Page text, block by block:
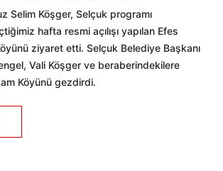
Selim Köşger, Selçuk programı
hafta resmi açılışı yapılan Efes
ziyaret etti. Selçuk Belediye Başkanı
Vali Köşger ve beraberindekilere
Köyünü gezdirdi.